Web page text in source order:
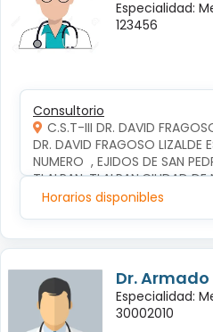
Especialidad:
123456
Consultorio
C.S.T-III DR. DAVID
DR. DAVID FRAGOSO LIZALDE
NUMERO  , EJIDOS DE SAN
TLALPAN, TLALPAN,CIUDAD
Horarios disponibles
Dr.
Especialidad:
30002010